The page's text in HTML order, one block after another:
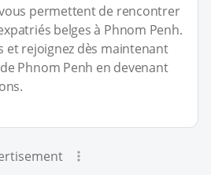
permettent de rencontrer
belges à Phnom Penh.
et rejoignez dès maintenant
Phnom Penh en devenant